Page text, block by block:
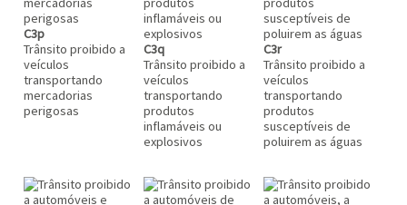
C3p
Trânsito proibido a
veículos
transportando
mercadorias
perigosas
C3q
Trânsito proibido a
veículos
transportando
produtos
inflamáveis ou
explosivos
C3r
Trânsito proibido a
veículos
transportando
produtos
susceptíveis de
poluirem as águas